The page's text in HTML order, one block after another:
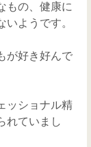
もの、健康に
いようです。
が好き好んで
ッショナル精
れていまし